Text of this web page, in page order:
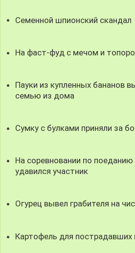
Семенной шпионский скандал
На фаст-фуд с мечом и
Пауки из купленных бананов
семью из дома
Сумку с булками приняли за
На соревновании по
удавился участник
Огурец вывел грабителя на
Картофель для